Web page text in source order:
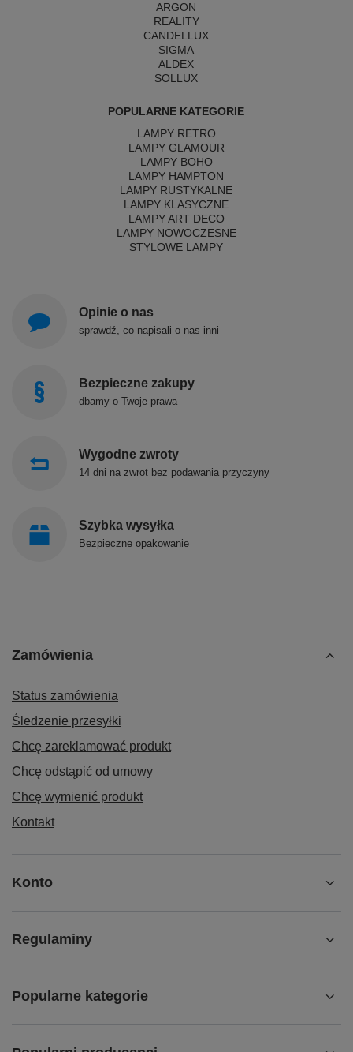
ARGON
REALITY
CANDELLUX
SIGMA
ALDEX
SOLLUX
POPULARNE KATEGORIE
LAMPY RETRO
LAMPY GLAMOUR
LAMPY BOHO
LAMPY HAMPTON
LAMPY RUSTYKALNE
LAMPY KLASYCZNE
LAMPY ART DECO
LAMPY NOWOCZESNE
STYLOWE LAMPY
Opinie o nas
sprawdź, co napisali o nas inni
Bezpieczne zakupy
dbamy o Twoje prawa
Wygodne zwroty
14 dni na zwrot bez podawania przyczyny
Szybka wysyłka
Bezpieczne opakowanie
Zamówienia
Status zamówienia
Śledzenie przesyłki
Chcę zareklamować produkt
Chcę odstąpić od umowy
Chcę wymienić produkt
Kontakt
Konto
Regulaminy
Popularne kategorie